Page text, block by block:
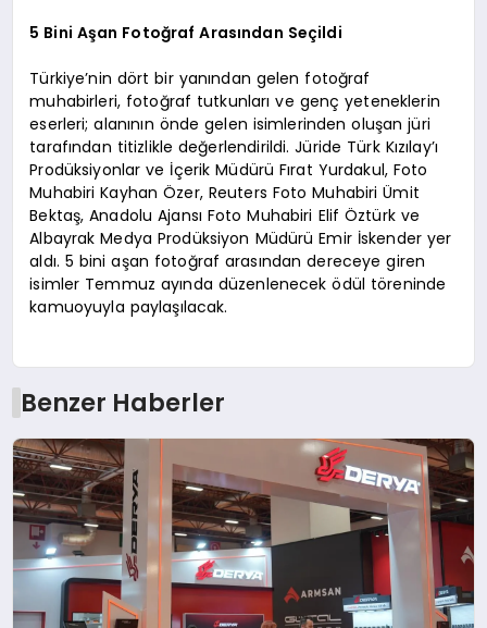
5 Bini Aşan Fotoğraf Arasından Seçildi
Türkiye’nin dört bir yanından gelen fotoğraf
muhabirleri, fotoğraf tutkunları ve genç yeteneklerin
eserleri; alanının önde gelen isimlerinden oluşan jüri
tarafından titizlikle değerlendirildi. Jüride Türk Kızılay’ı
Prodüksiyonlar ve İçerik Müdürü Fırat Yurdakul, Foto
Muhabiri Kayhan Özer, Reuters Foto Muhabiri Ümit
Bektaş, Anadolu Ajansı Foto Muhabiri Elif Öztürk ve
Albayrak Medya Prodüksiyon Müdürü Emir İskender yer
aldı. 5 bini aşan fotoğraf arasından dereceye giren
isimler Temmuz ayında düzenlenecek ödül töreninde
kamuoyuyla paylaşılacak.
Benzer Haberler